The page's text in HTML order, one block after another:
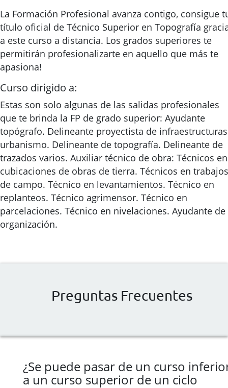
La Formación Profesional avanza contigo, consigue
título oficial de Técnico Superior en Topografía
a este curso a distancia. Los grados superiores te
permitirán profesionalizarte en aquello que más te
apasiona!
Curso dirigido a:
Estas son solo algunas de las salidas profesionales
que te brinda la FP de grado superior: Ayudante
topógrafo. Delineante proyectista de
urbanismo. Delineante de topografía. Delineante de
trazados varios. Auxiliar técnico de obra: Técnicos en
cubicaciones de obras de tierra. Técnicos en trabajos
de campo. Técnico en levantamientos. Técnico en
replanteos. Técnico agrimensor. Técnico en
parcelaciones. Técnico en nivelaciones. Ayudante de
organización.
Preguntas Frecuentes
¿Se puede pasar de un curso
a un curso superior de un ciclo